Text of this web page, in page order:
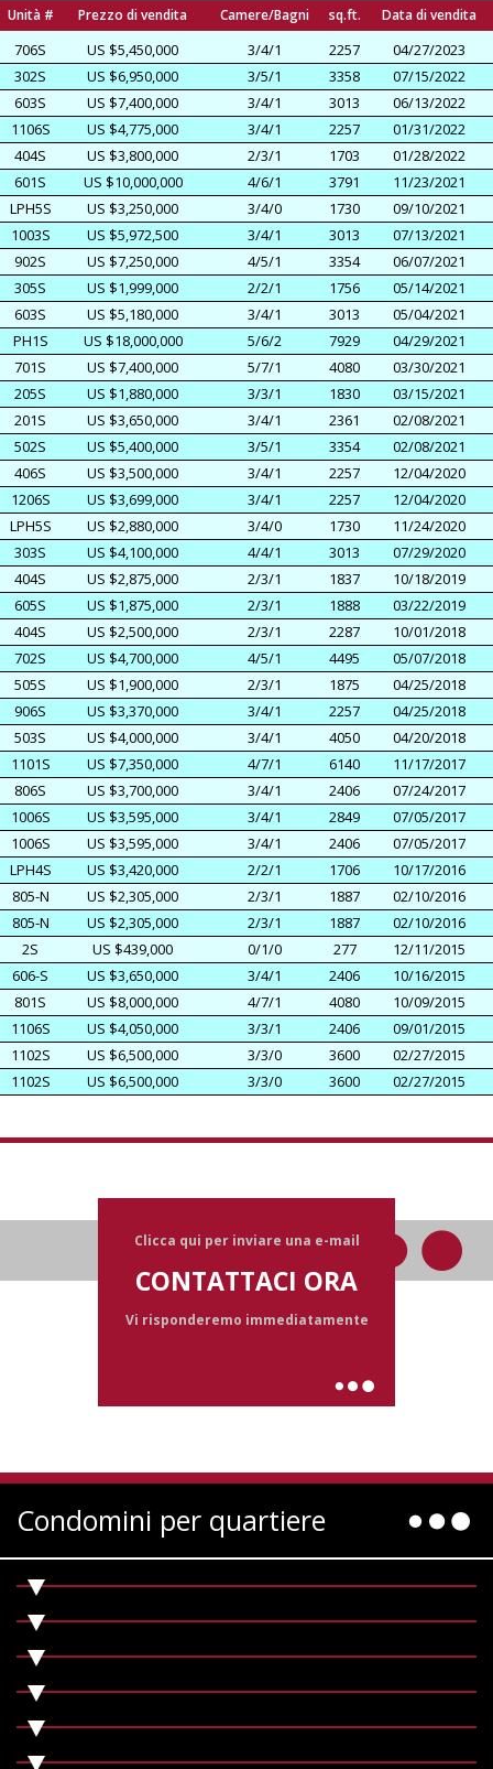
Unità # Prezzo di vendita Camere/Bagni sq.ft. Data di vendita
706S US $5,450,000 3/4/1 2257
04/27/2023
302S
US $6,950,000 3/5/1 3358
07/15/2022
603S
US $7,400,000 3/4/1 3013
06/13/2022
1106S
US $4,775,000 3/4/1 2257
01/31/2022
404S
US $3,800,000 2/3/1 1703
01/28/2022
601S
US $10,000,000 4/6/1 3791
11/23/2021
LPH5S
US $3,250,000 3/4/0 1730
09/10/2021
1003S
US $5,972,500 3/4/1 3013
07/13/2021
902S
US $7,250,000 4/5/1 3354
06/07/2021
305S
US $1,999,000 2/2/1 1756
05/14/2021
603S
US $5,180,000 3/4/1 3013
05/04/2021
PH1S
US $18,000,000 5/6/2 7929
04/29/2021
701S
US $7,400,000 5/7/1 4080
03/30/2021
205S
US $1,880,000 3/3/1 1830
03/15/2021
201S
US $3,650,000 3/4/1 2361
02/08/2021
502S
US $5,400,000 3/5/1 3354
02/08/2021
406S
US $3,500,000 3/4/1 2257
12/04/2020
1206S
US $3,699,000 3/4/1 2257
12/04/2020
LPH5S
US $2,880,000 3/4/0 1730
11/24/2020
303S
US $4,100,000 4/4/1 3013
07/29/2020
404S
US $2,875,000 2/3/1 1837
10/18/2019
605S
US $1,875,000 2/3/1 1888
03/22/2019
404S
US $2,500,000 2/3/1 2287
10/01/2018
702S
US $4,700,000 4/5/1 4495
05/07/2018
505S
US $1,900,000 2/3/1 1875
04/25/2018
906S
US $3,370,000 3/4/1 2257
04/25/2018
503S
US $4,000,000 3/4/1 4050
04/20/2018
1101S
US $7,350,000 4/7/1 6140
11/17/2017
806S
US $3,700,000 3/4/1 2406
07/24/2017
1006S
US $3,595,000 3/4/1 2849
07/05/2017
1006S
US $3,595,000 3/4/1 2406
07/05/2017
LPH4S
US $3,420,000 2/2/1 1706
10/17/2016
805-N
US $2,305,000 2/3/1 1887
02/10/2016
805-N
US $2,305,000 2/3/1 1887
02/10/2016
2S
US $439,000 0/1/0 277
12/11/2015
606-S
US $3,650,000 3/4/1 2406
10/16/2015
801S
US $8,000,000 4/7/1 4080
10/09/2015
1106S
US $4,050,000 3/3/1 2406
09/01/2015
1102S
US $6,500,000 3/3/0 3600
02/27/2015
1102S
US $6,500,000 3/3/0 3600 02/27/2015
Clicca qui per inviare una e-mail
CONTATTACI ORA
Vi risponderemo immediatamente
Condomini per quartiere